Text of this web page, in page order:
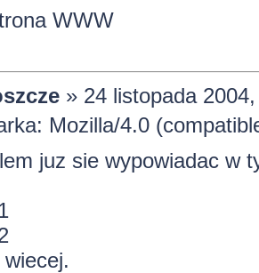
WWW
» 24 listopada
Mozilla/4.0
juz sie wypowiadac w